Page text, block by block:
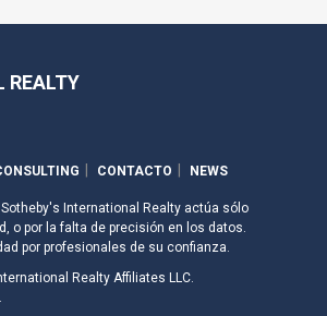
REALTY
CONTACTO NEWS
International Realty actúa sólo
o por la falta de precisión en los datos.
por profesionales de su confianza.
Realty Affiliates LLC.